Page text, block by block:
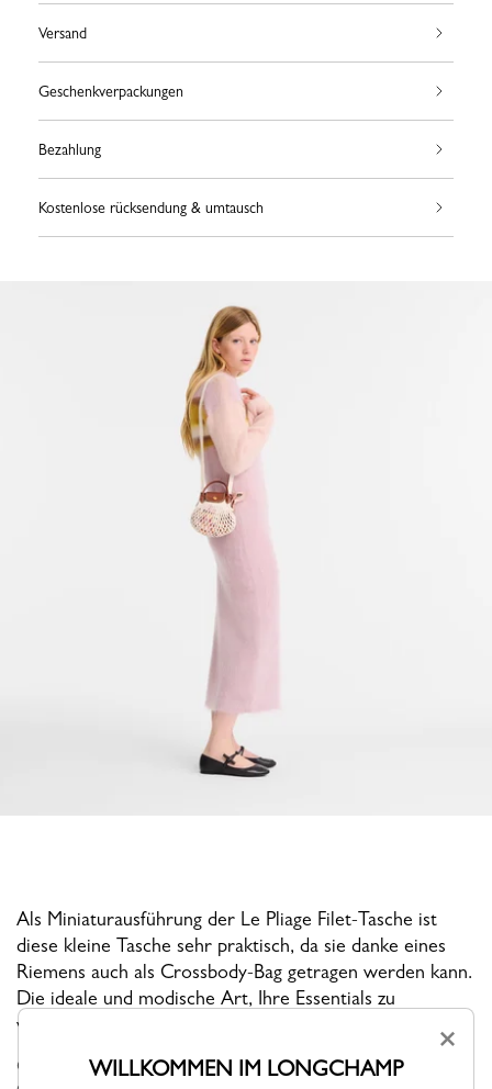
Versand
Geschenkverpackungen
Bezahlung
Kostenlose rücksendung & umtausch
Als Miniaturausführung der Le Pliage Filet-Tasche ist
diese kleine Tasche sehr praktisch, da sie danke eines
Riemens auch als Crossbody-Bag getragen werden kann.
Die ideale und modische Art, Ihre Essentials zu
verstauen.
Getreu der PLIAGE-Philosophie erfindet sich die Linie im Laufe
×
WILLKOMMEN IM LONGCHAMP